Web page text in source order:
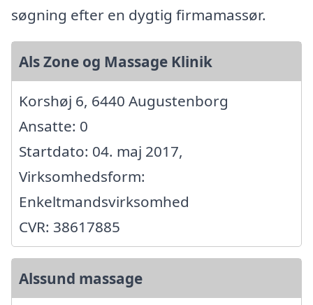
søgning efter en dygtig firmamassør.
Als Zone og Massage Klinik
Korshøj 6, 6440 Augustenborg
Ansatte: 0
Startdato: 04. maj 2017,
Virksomhedsform:
Enkeltmandsvirksomhed
CVR: 38617885
Alssund massage